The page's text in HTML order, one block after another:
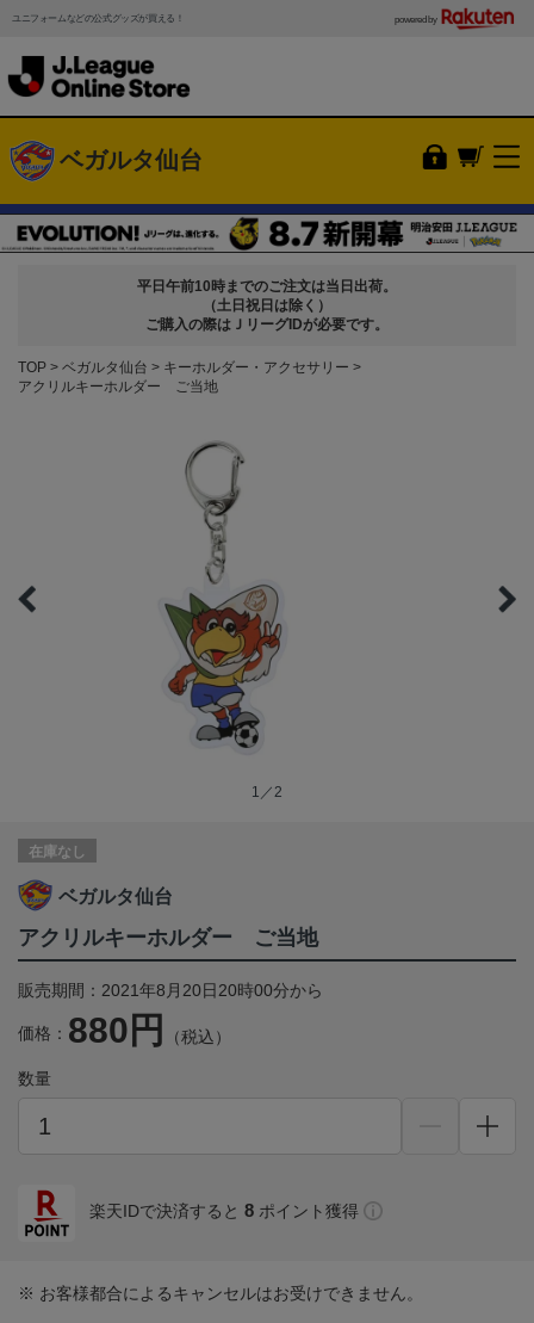
ユニフォームなどの公式グッズが買える！ powered by
ベガルタ仙台
平日午前10時までのご注文は当日出荷。
（土日祝日は除く）
ご購入の際はＪリーグIDが必要です。
TOP ベガルタ仙台
キーホルダー・アクセサリー
アクリルキーホルダー ご当地
1／2
在庫なし
ベガルタ仙台
アクリルキーホルダー ご当地
販売期間：2021年8月20日20時00分から
価格： 880円 （税込）
数量
楽天IDで決済すると 8 ポイント獲得
※ お客様都合によるキャンセルはお受けできません。